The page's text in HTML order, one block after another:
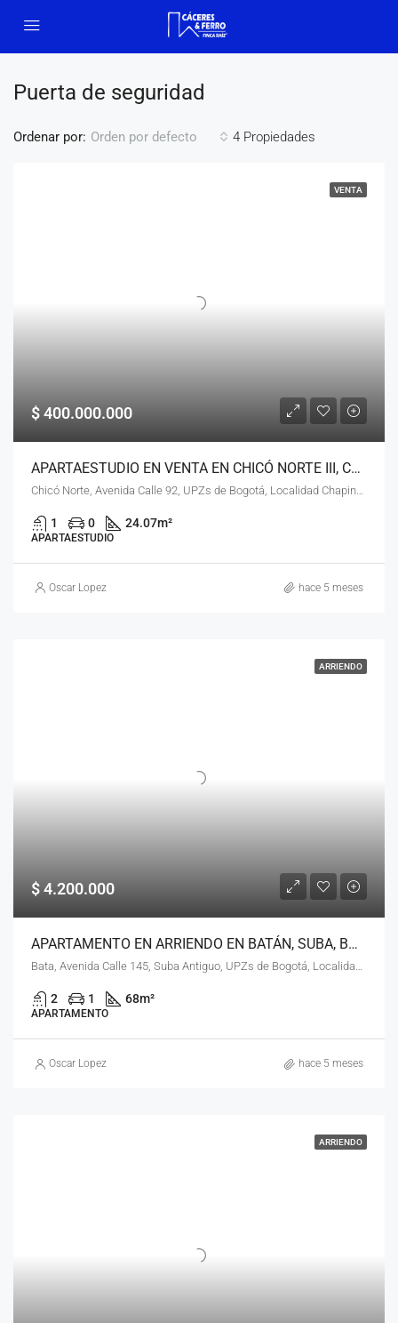
Puerta de seguridad
4 Propiedades
Ordenar por: Orden por defecto
VENTA
$ 400.000.000
APARTAESTUDIO EN VENTA EN CHICÓ NORTE III, CHAPINERO, BOGOTÁ, D.C. – (975)
1 0 24.07m²
APARTAESTUDIO
Oscar Lopez hace 5 meses
ARRIENDO
$ 4.200.000
APARTAMENTO EN ARRIENDO EN BATÁN, SUBA, BOGOTÁ, D.C. – (963)
Bata, Avenida Calle 145, Suba Antiguo, UPZs de Bogotá, Localidad Suba, Bogotá, Bogotá, Distrito Capital, RAP (Especial) Central, 111161, Colombia
2 1 68m²
APARTAMENTO
Oscar Lopez hace 5 meses
ARRIENDO